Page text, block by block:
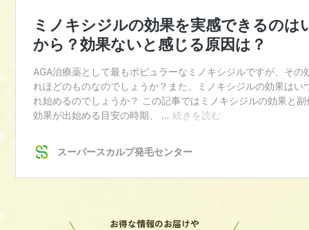
お得な情報のお届けや